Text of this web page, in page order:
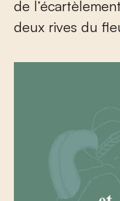
de
deux rives du